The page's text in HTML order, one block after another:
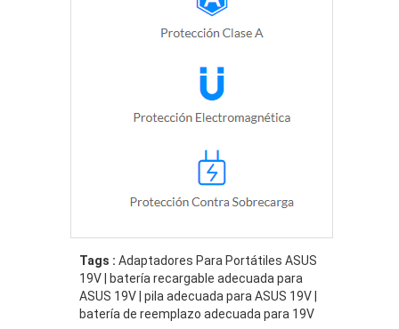
Tags : Adaptadores Para Portátiles ASUS
19V | batería recargable adecuada para
ASUS 19V | pila adecuada para ASUS 19V |
batería de reemplazo adecuada para 19V